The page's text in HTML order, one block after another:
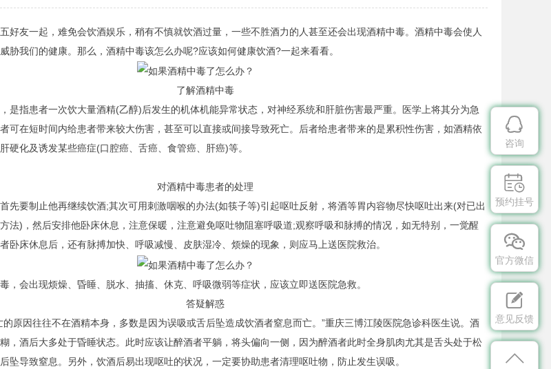
友一起，难免会饮酒娱乐，稍有不慎就饮酒过量，一些不胜酒力的人甚至还会出现酒精中毒。酒精中毒会使人
胁我们的健康。那么，酒精中毒该怎么办呢?应该如何健康饮酒?一起来看看。
了解酒精中毒
指患者一次饮大量酒精(乙醇)后发生的机体机能异常状态，对神经系统和肝脏伤害最严重。医学上将其分为急
可在短时间内给患者带来较大伤害，甚至可以直接或间接导致死亡。后者给患者带来的是累积性伤害，如酒精依
硬化及诱发某些癌症(口腔癌、舌癌、食管癌、肝癌)等。
对酒精中毒患者的处理
要制止他再继续饮酒;其次可用刺激咽喉的办法(如筷子等)引起呕吐反射，将酒等胃内容物尽快呕吐出来(对已出
法)，然后安排他卧床休息，注意保暖，注意避免呕吐物阻塞呼吸道;观察呼吸和脉搏的情况，如无特别，一觉醒
卧床休息后，还有脉搏加快、呼吸减慢、皮肤湿冷、烦燥的现象，则应马上送医院救治。
会出现烦燥、昏睡、脱水、抽搐、休克、呼吸微弱等症状，应该立即送医院急救。
答疑解惑
因往往不在酒精本身，多数是因为误吸或舌后坠造成饮酒者窒息而亡。”重庆三博江陵医院急诊科医生说。酒
，酒后大多处于昏睡状态。此时应该让醉酒者平躺，将头偏向一侧，因为醉酒者此时全身肌肉尤其是舌头处于松
坠导致窒息。另外，饮酒后易出现呕吐的状况，一定要协助患者清理呕吐物，防止发生误吸。

咨询

预约挂号

官方微信

意见反馈
